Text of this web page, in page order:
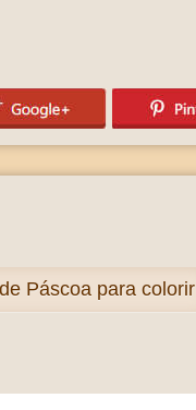
Páscoa para colorir